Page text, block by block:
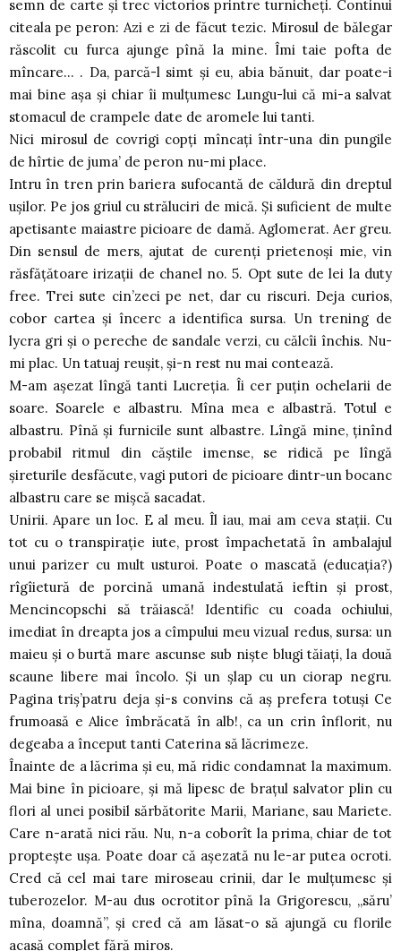
semn de carte şi trec victorios printre turnicheţi. Continui
citeala pe peron: Azi e zi de făcut tezic. Mirosul de bălegar
răscolit cu furca ajunge pînă la mine. Îmi taie pofta de
mîncare… . Da, parcă-l simt şi eu, abia bănuit, dar poate-i
mai bine aşa şi chiar îi mulţumesc Lungu-lui că mi-a salvat
stomacul de crampele date de aromele lui tanti.
Nici mirosul de covrigi copţi mîncaţi într-una din pungile
de hîrtie de juma’ de peron nu-mi place.
Intru în tren prin bariera sufocantă de căldură din dreptul
uşilor. Pe jos griul cu străluciri de mică. Şi suficient de multe
apetisante maiastre picioare de damă. Aglomerat. Aer greu.
Din sensul de mers, ajutat de curenţi prietenoşi mie, vin
răsfăţătoare irizaţii de chanel no. 5. Opt sute de lei la duty
free. Trei sute cin’zeci pe net, dar cu riscuri. Deja curios,
cobor cartea şi încerc a identifica sursa. Un trening de
lycra gri şi o pereche de sandale verzi, cu călcîi închis. Nu-
mi plac. Un tatuaj reuşit, şi-n rest nu mai contează.
M-am aşezat lîngă tanti Lucreţia. Îi cer puţin ochelarii de
soare. Soarele e albastru. Mîna mea e albastră. Totul e
albastru. Pînă şi furnicile sunt albastre. Lîngă mine, ţinînd
probabil ritmul din căştile imense, se ridică pe lîngă
şireturile desfăcute, vagi putori de picioare dintr-un bocanc
albastru care se mişcă sacadat.
Unirii. Apare un loc. E al meu. Îl iau, mai am ceva staţii. Cu
tot cu o transpiraţie iute, prost împachetată în ambalajul
unui parizer cu mult usturoi. Poate o mascată (educaţia?)
rîgîietură de porcină umană indestulată ieftin şi prost,
Mencincopschi să trăiască! Identific cu coada ochiului,
imediat în dreapta jos a cîmpului meu vizual redus, sursa: un
maieu şi o burtă mare ascunse sub nişte blugi tăiaţi, la două
scaune libere mai încolo. Şi un şlap cu un ciorap negru.
Pagina triş’patru deja şi-s convins că aş prefera totuşi Ce
frumoasă e Alice îmbrăcată în alb!, ca un crin înflorit, nu
degeaba a început tanti Caterina să lăcrimeze.
Înainte de a lăcrima şi eu, mă ridic condamnat la maximum.
Mai bine în picioare, şi mă lipesc de braţul salvator plin cu
flori al unei posibil sărbătorite Marii, Mariane, sau Mariete.
Care n-arată nici rău. Nu, n-a coborît la prima, chiar de tot
propteşte uşa. Poate doar că aşezată nu le-ar putea ocroti.
Cred că cel mai tare miroseau crinii, dar le mulţumesc şi
tuberozelor. M-au dus ocrotitor pînă la Grigorescu, „săru’
mîna, doamnă”, şi cred că am lăsat-o să ajungă cu florile
acasă complet fără miros.